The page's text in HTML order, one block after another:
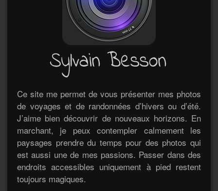
Ce site me permet de vous présenter mes photos
de voyages et de randonnées d’hivers ou d’été.
J’aime bien découvrir de nouveaux horizons. En
marchant, je peux contempler calmement les
paysages prendre du temps pour des photos qui
est aussi une de mes passions. Passer dans des
endroits accessibles uniquement à pied restent
toujours magiques.